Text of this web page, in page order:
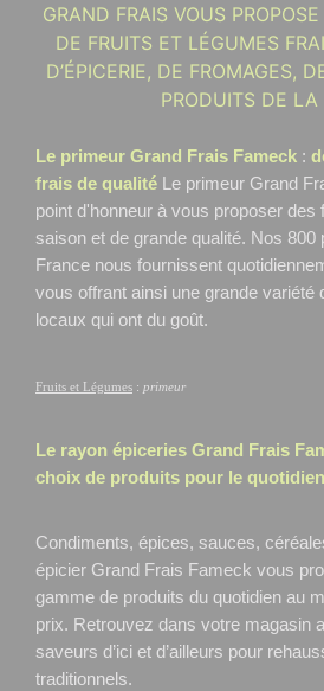
GRAND FRAIS VOUS
DE FRUITS ET LÉGUMES
D’ÉPICERIE, DE FROMAGES,
PRODUITS DE LA
Le primeur Grand Frais Fameck :
frais de qualité Le primeur Grand
point d'honneur à vous proposer des
saison et de grande qualité. Nos 800
France nous fournissent
vous offrant ainsi une grande variété
locaux qui ont du goût.
Fruits et Légumes : primeur
Le rayon épiceries Grand Frais
choix de produits pour le quotidien
Condiments, épices, sauces,
épicier Grand Frais Fameck vous
gamme de produits du quotidien au
prix. Retrouvez dans votre magasin
saveurs d’ici et d’ailleurs pour
traditionnels.